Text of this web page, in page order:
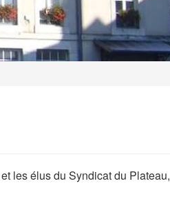
les élus du Syndicat du Plateau,